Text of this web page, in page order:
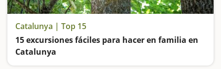
Catalunya | Top 15
15 excursiones fáciles para hacer en familia en
Catalunya